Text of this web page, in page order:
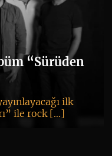
“Sürüden
ilk
ile rock […]